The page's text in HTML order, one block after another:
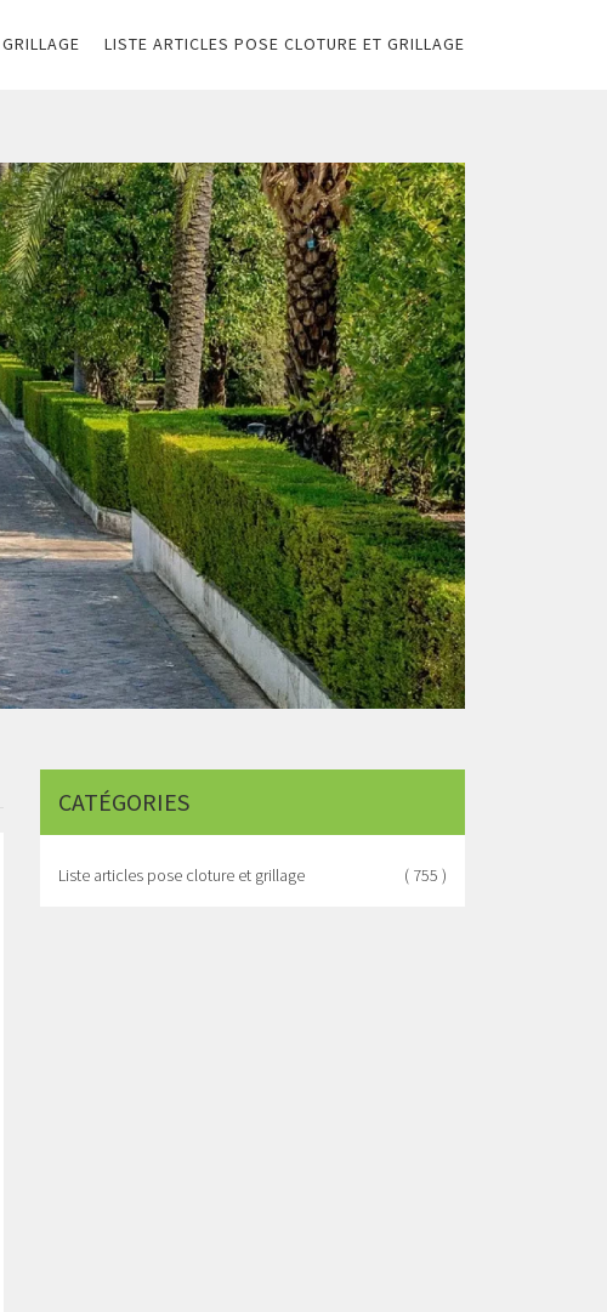
LISTE ARTICLES POSE CLOTURE ET GRILLAGE
CATÉGORIES
Liste articles pose cloture et grillage ( 755 )